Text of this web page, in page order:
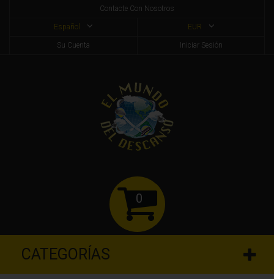
Contacte Con Nosotros
EUR
Español
Iniciar Sesión
Su Cuenta
0
CATEGORÍAS